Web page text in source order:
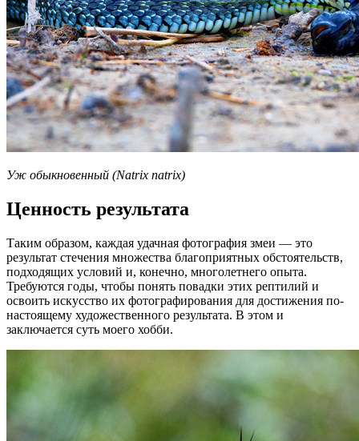
Уж обыкновенный (Natrix natrix)
Ценность результата
Таким образом, каждая удачная фотография змеи — это
результат стечения множества благоприятных обстоятельств,
подходящих условий и, конечно, многолетнего опыта.
Требуются годы, чтобы понять повадки этих рептилий и
освоить искусство их фотографирования для достижения по-
настоящему художественного результата. В этом и
заключается суть моего хобби.